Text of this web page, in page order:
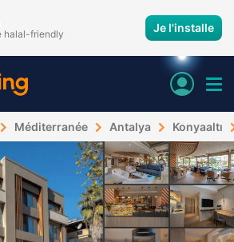
halal-friendly Je l'installe
Méditerranée Antalya Konyaaltı